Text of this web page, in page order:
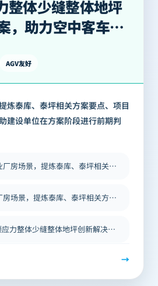
整体少缝整体地坪
，助力空中客车飞
服务中心投入运营
AGV友好
炼泰库、泰坪相关方案要点、项目
建设单位在方案阶段进行前期判
围绕工业厂房场景，提炼泰库、泰坪相关方案要点、项目价值与适用边界，帮助建设单位在方案阶段进行前期判断。
围绕工业厂房场景，提炼泰库、泰坪相关方案要点、项目价值与适用边界，帮助建设单位在方案阶段进行前期判断。
泰坪®-预应力整体少缝整体地坪创新解决方案，助力空中客车飞机全生命周期服务中心投入运营 文章导语 本文为官网整理版，…
→